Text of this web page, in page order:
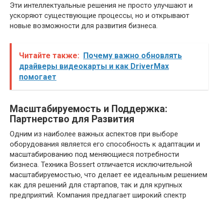
Эти интеллектуальные решения не просто улучшают и
ускоряют существующие процессы‚ но и открывают
новые возможности для развития бизнеса.
Читайте также: Почему важно обновлять
драйверы видеокарты и как DriverMax
помогает
Масштабируемость и Поддержка:
Партнерство для Развития
Одним из наиболее важных аспектов при выборе
оборудования является его способность к адаптации и
масштабированию под меняющиеся потребности
бизнеса. Техника Bossert отличается исключительной
масштабируемостью‚ что делает ее идеальным решением
как для решений для стартапов‚ так и для крупных
предприятий. Компания предлагает широкий спектр